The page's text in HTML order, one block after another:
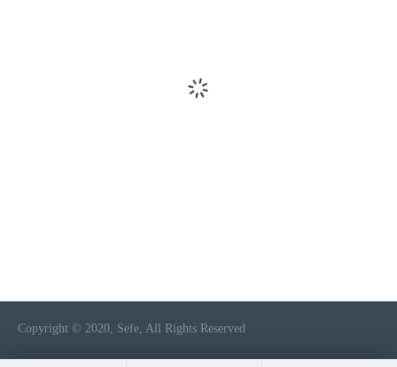
Copyright © 2020, Sefe, All Rights Reserved